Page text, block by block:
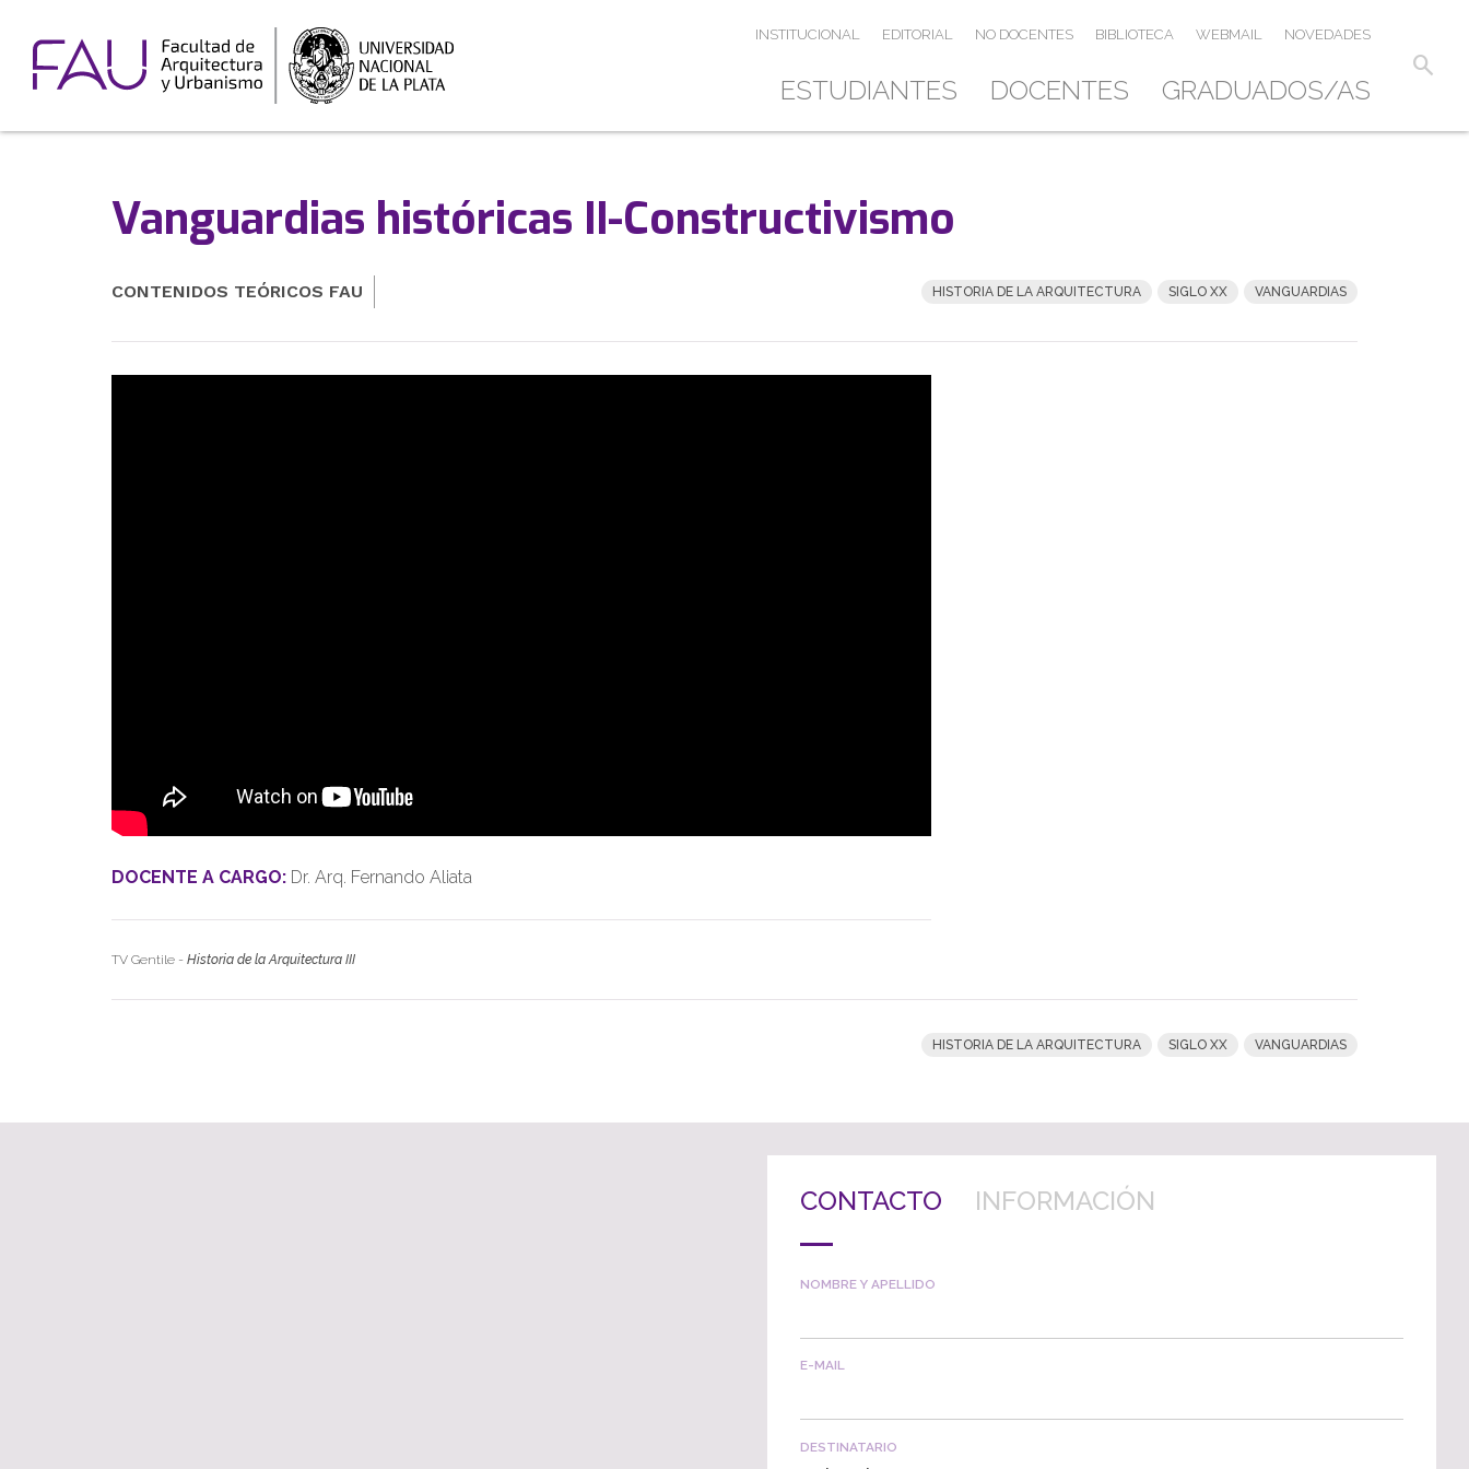
search
ESTUDIANTES DOCENTES GRADUADOS/AS
INSTITUCIONAL EDITORIAL NO DOCENTES BIBLIOTECA WEBMAIL NOVEDADES
Vanguardias históricas II-Constructivismo
CONTENIDOS TEÓRICOS FAU HISTORIA DE LA ARQUITECTURA SIGLO XX VANGUARDIAS
DOCENTE A CARGO: Dr. Arq. Fernando Aliata
TV Gentile - Historia de la Arquitectura III
HISTORIA DE LA ARQUITECTURA SIGLO XX VANGUARDIAS
CONTACTO INFORMACIÓN
NOMBRE Y APELLIDO
E-MAIL
DESTINATARIO